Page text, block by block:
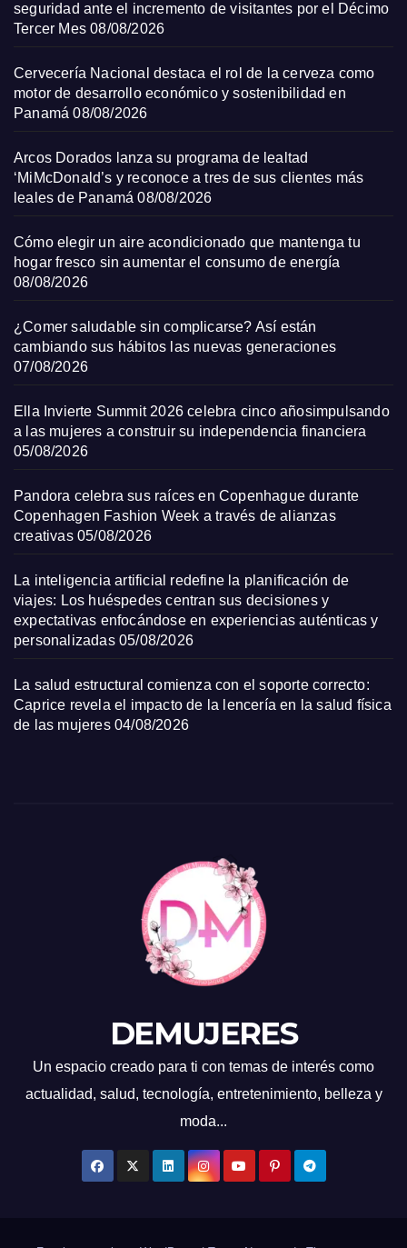
seguridad ante el incremento de visitantes por el Décimo
Tercer Mes 08/08/2026
Cervecería Nacional destaca el rol de la cerveza como
motor de desarrollo económico y sostenibilidad en
Panamá 08/08/2026
Arcos Dorados lanza su programa de lealtad
‘MiMcDonald’s y reconoce a tres de sus clientes más
leales de Panamá 08/08/2026
Cómo elegir un aire acondicionado que mantenga tu
hogar fresco sin aumentar el consumo de energía
08/08/2026
¿Comer saludable sin complicarse? Así están
cambiando sus hábitos las nuevas generaciones
07/08/2026
Ella Invierte Summit 2026 celebra cinco añosimpulsando
a las mujeres a construir su independencia financiera
05/08/2026
Pandora celebra sus raíces en Copenhague durante
Copenhagen Fashion Week a través de alianzas
creativas 05/08/2026
La inteligencia artificial redefine la planificación de
viajes: Los huéspedes centran sus decisiones y
expectativas enfocándose en experiencias auténticas y
personalizadas 05/08/2026
La salud estructural comienza con el soporte correcto:
Caprice revela el impacto de la lencería en la salud física
de las mujeres 04/08/2026
DEMUJERES
Un espacio creado para ti con temas de interés como
actualidad, salud, tecnología, entretenimiento, belleza y
moda...